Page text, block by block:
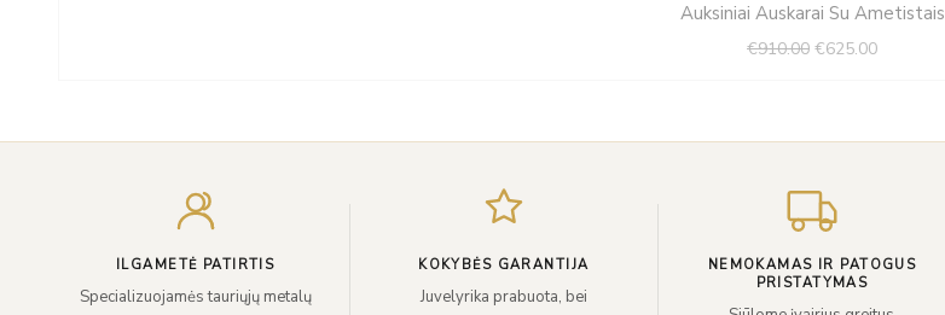
Auksiniai Auskarai Su Ametistais
€910.00
price
was:
€625.00
price
is:
ILGAMETĖ PATIRTIS
Specializuojamės tauriųjų metalų
KOKYBĖS GARANTIJA
Juvelyrika prabuota, bei
NEMOKAMAS IR PATOGUS
PRISTATYMAS